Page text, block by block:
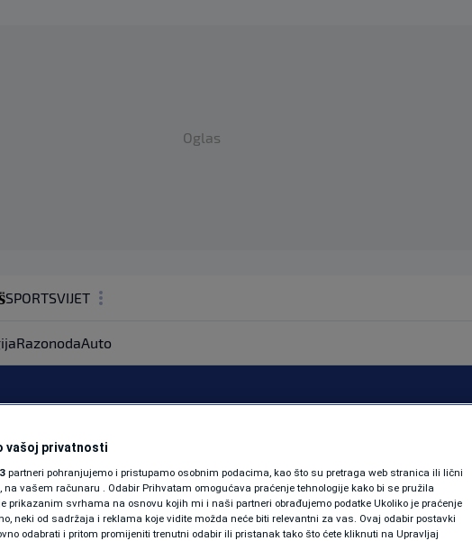
Oglas
SPORTSVIJET
ZDRAVLJE
SHOWBIZ
KOLUMNE
PODCAST
RazonodaAuto
stabala i
na vodu u
vašoj privatnosti
partneri pohranjujemo i pristupamo osobnim podacima, kao što su pretraga web stranica ili lični
na vašem računaru . Odabir Prihvatam omogućava praćenje tehnologije kako bi se pružila
prikazanim svrhama na osnovu kojih mi i naši partneri obrađujemo podatke Ukoliko je praćenje
neki od sadržaja i reklama koje vidite možda neće biti relevantni za vas. Ovaj odabir postavki
odabrati i pritom promijeniti trenutni odabir ili pristanak tako što ćete kliknuti na Upravljaj